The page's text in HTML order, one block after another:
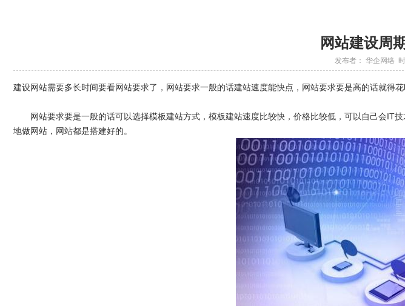
网站建设周
发布者： 华企网络
建设网站需要多长时间要看网站要求了，网站要求一般的话建站速度能快点，网站要求要是高的话就得花
网站要求要是一般的话可以选择模板建站方式，模板建站速度比较快，价格比较低，可以自己会IT
地做网站，网站都是搭建好的。